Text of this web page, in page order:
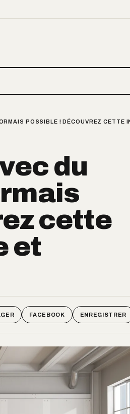
POSSIBLE ! DÉCOUVREZ CETTE
du
cette
et
FACEBOOK ENREGISTRER